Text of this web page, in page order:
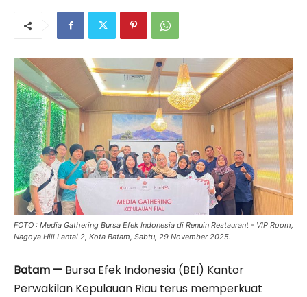
FOTO : Media Gathering Bursa Efek Indonesia di Renuin Restaurant - VIP Room,
Nagoya Hill Lantai 2, Kota Batam, Sabtu, 29 November 2025.
Batam — Bursa Efek Indonesia (BEI) Kantor
Perwakilan Kepulauan Riau terus memperkuat